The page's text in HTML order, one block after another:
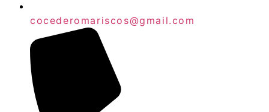
cocederomariscos@gmail.com